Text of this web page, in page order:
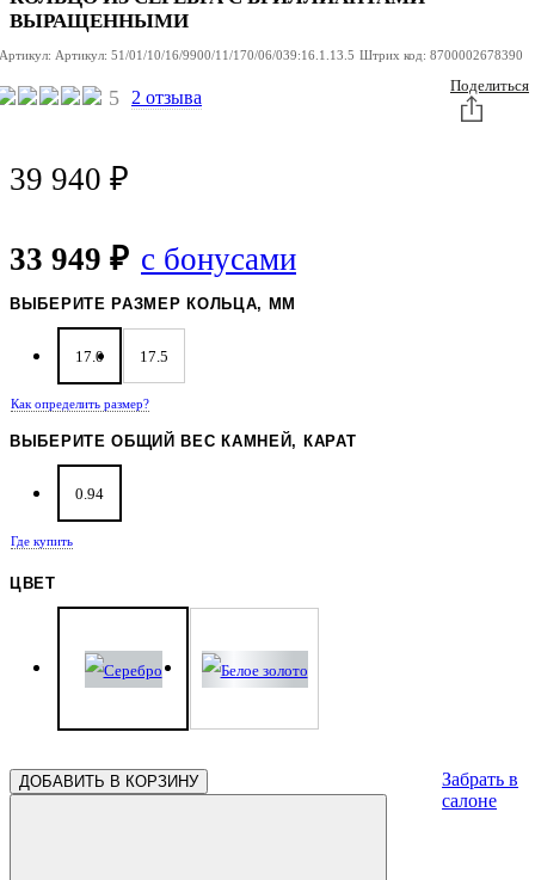
ВЫРАЩЕННЫМИ
Артикул: Артикул: 51/01/10/16/9900/11/170/06/039:16.1.13.5 Штрих код: 8700002678390
5 2 отзыва
Поделиться
39 940 ₽
33 949 ₽ с бонусами
ВЫБЕРИТЕ РАЗМЕР КОЛЬЦА, ММ
17.0 17.5
Как определить размер?
ВЫБЕРИТЕ ОБЩИЙ ВЕС КАМНЕЙ, КАРАТ
0.94
Где купить
ЦВЕТ
ДОБАВИТЬ В КОРЗИНУ
Забрать в
салоне